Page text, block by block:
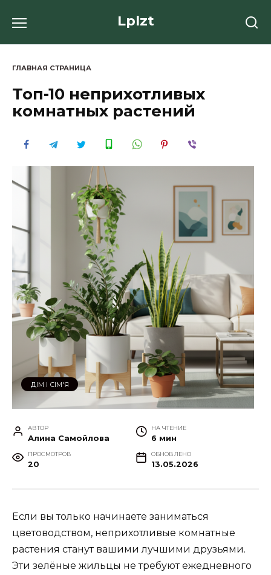
Lplzt
ГЛАВНАЯ СТРАНИЦА
Топ-10 неприхотливых
комнатных растений
ДІМ І СІМ'Я
АВТОР
Алина Самойлова
НА ЧТЕНИЕ
6 мин
ПРОСМОТРОВ
20
ОБНОВЛЕНО
13.05.2026
Если вы только начинаете заниматься
цветоводством, неприхотливые комнатные
растения станут вашими лучшими друзьями.
Эти зелёные жильцы не требуют ежедневного